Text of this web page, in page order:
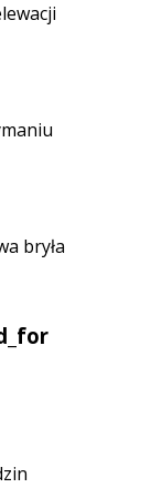
bryła